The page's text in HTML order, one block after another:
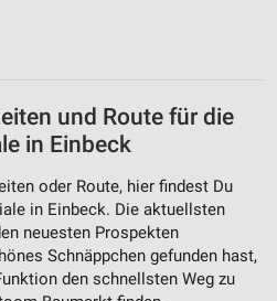
und Route für die
in Einbeck
oder Route, hier findest Du
in Einbeck. Die aktuellsten
neuesten Prospekten
Schnäppchen gefunden hast,
den schnellsten Weg zu